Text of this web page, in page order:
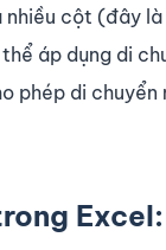
nhiều cột (đây
áp dụng di
phép di
Excel: